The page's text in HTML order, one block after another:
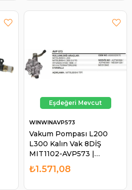
Vakum Pompası L200
L300 Kalın Vak 8DİŞ
MIT1102-AVP573 |
WINWIN AVP573
WINWINAVP573
₺1.571,08